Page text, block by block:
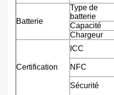
Batterie
Type de
batterie
Capacité
Chargeur
Certification
ICC
NFC
Sécurité